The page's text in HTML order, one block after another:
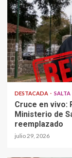
DESTACADA SALTA
Cruce en vivo:
Ministerio de
reemplazado
julio 29, 2026